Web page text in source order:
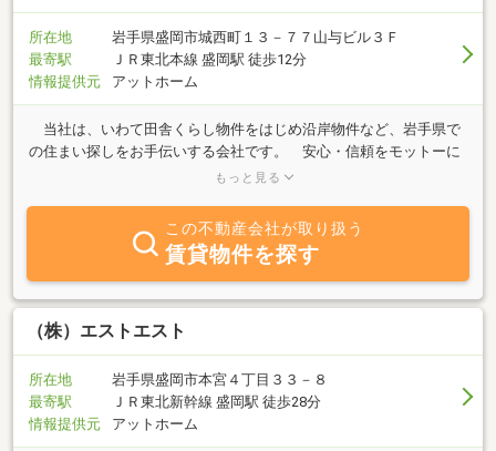
所在地
岩手県盛岡市城西町１３－７７山与ビル３Ｆ
最寄駅
ＪＲ東北本線 盛岡駅 徒歩12分
情報提供元
アットホーム
当社は、いわて田舎くらし物件をはじめ沿岸物件など、岩手県で
の住まい探しをお手伝いする会社です。 安心・信頼をモットーに
日々業務に取り組んでおります。 当社事務所より、岩手山が望め
い。美しい南部富士を見ながらお客様のご希望に応じた物件のご紹
介に全力を尽くします。お問合せ、ご来店をお待ちしております。
もっと見る
この不動産会社が取り扱う
賃貸物件を探す
（株）エストエスト
所在地
岩手県盛岡市本宮４丁目３３－８
最寄駅
ＪＲ東北新幹線 盛岡駅 徒歩28分
情報提供元
アットホーム